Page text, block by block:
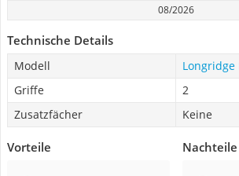
08/2026
Technische Details
Modell
Longridge
Griffe
2
Zusatzfächer
Keine
Vorteile Nachteile